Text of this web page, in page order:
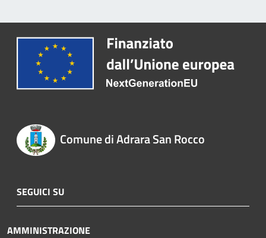
Comune di Adrara San Rocco
SEGUICI SU
AMMINISTRAZIONE